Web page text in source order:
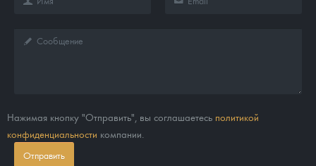
Нажимая кнопку "Отправить", вы соглашаетесь политикой
конфиденциальности компании.
Отправить